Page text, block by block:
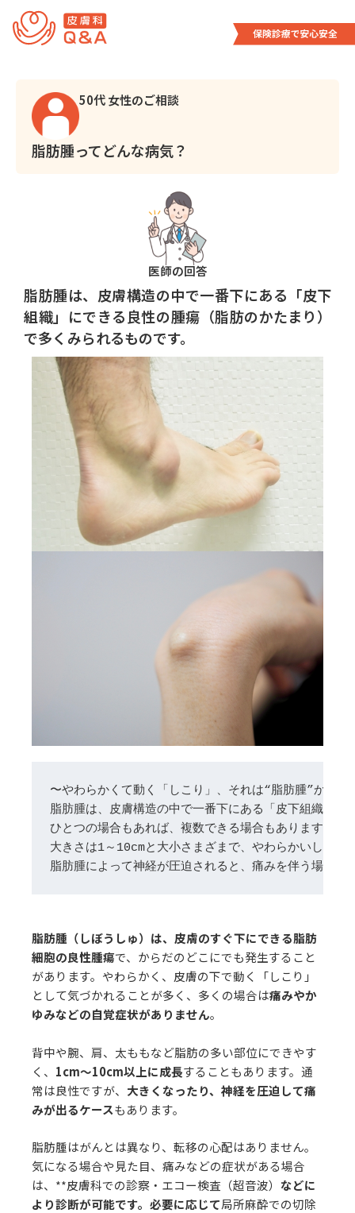
50代 女性のご相談
脂肪腫ってどんな病気？
医師の回答
脂肪腫は、皮膚構造の中で一番下にある「皮下
組織」にできる良性の腫瘍（脂肪のかたまり）
で多くみられるものです。
脂肪腫は、皮膚構造の中で一番下にある「皮下組織」
ひとつの場合もあれば、複数できる場合もあります。
大きさは1～10cmと大小さまざまで、やわらかいしこり
脂肪腫によって神経が圧迫されると、痛みを伴う場合も
脂肪腫（しぼうしゅ）は、皮膚のすぐ下にできる脂肪
細胞の良性腫瘍で、からだのどこにでも発生すること
があります。やわらかく、皮膚の下で動く「しこり」
として気づかれることが多く、多くの場合は痛みやか
ゆみなどの自覚症状がありません。
背中や腕、肩、太ももなど脂肪の多い部位にできやす
く、 1cm〜10cm以上に成長することもあります。通
常は良性ですが、 大きくなったり、神経を圧迫して痛
みが出るケースもあります。
脂肪腫はがんとは異なり、転移の心配はありません。
気になる場合や見た目、痛みなどの症状がある場合
は、**皮膚科での診察・エコー検査（超音波） などに
より診断が可能です。必要に応じて局所麻酔での切除